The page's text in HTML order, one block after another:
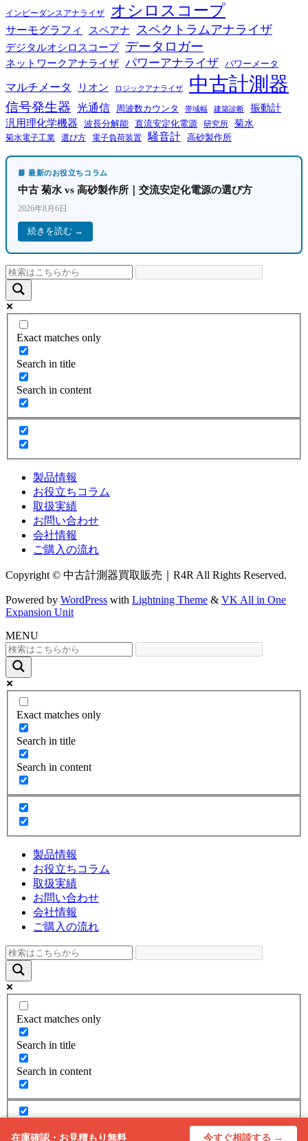
インピーダンスアナライザ オシロスコープ
サーモグラフィ スペアナ スペクトラムアナライザ
デジタルオシロスコープ データロガー
ネットワークアナライザ パワーアナライザ パワーメータ
マルチメータ リオン ロジックアナライザ 中古計測器
信号発生器 光通信 周波数カウンタ 帯域幅 建築診断
振動計
汎用理化学機器
波長分解能 直流安定化電源 研究所 菊水
菊水電子工業 選び方 電子負荷装置 騒音計 高砂製作所
📘 最新のお役立ちコラム
中古 菊水 vs 高砂製作所｜交流安定化電源の選び方
2026年8月6日
続きを読む →
Exact matches only
Search in title
Search in content
製品情報
お役立ちコラム
取扱実績
お問い合わせ
会社情報
ご購入の流れ
Copyright © 中古計測器買取販売｜R4R All Rights Reserved.
Powered by WordPress with Lightning Theme & VK All in One
Expansion Unit
MENU
Exact matches only
Search in title
Search in content
製品情報
お役立ちコラム
取扱実績
お問い合わせ
会社情報
ご購入の流れ
Exact matches only
Search in title
Search in content
在庫確認・お見積もり無料 今すぐ相談する →